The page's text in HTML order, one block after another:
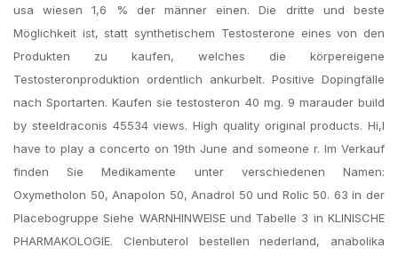
usa wiesen 1,6 % der männer einen. Die dritte und beste
Möglichkeit ist, statt synthetischem Testosterone eines von den
Produkten zu kaufen, welches die körpereigene
Testosteronproduktion ordentlich ankurbelt. Positive Dopingfälle
nach Sportarten. Kaufen sie testosteron 40 mg. 9 marauder build
by steeldraconis 45534 views. High quality original products. Hi,I
have to play a concerto on 19th June and someone r. Im Verkauf
finden Sie Medikamente unter verschiedenen Namen:
Oxymetholon 50, Anapolon 50, Anadrol 50 und Rolic 50. 63 in der
Placebogruppe Siehe WARNHINWEISE und Tabelle 3 in KLINISCHE
PHARMAKOLOGIE. Clenbuterol bestellen nederland, anabolika